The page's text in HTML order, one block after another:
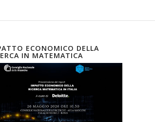
ECONOMICO DELLA
IN MATEMATICA